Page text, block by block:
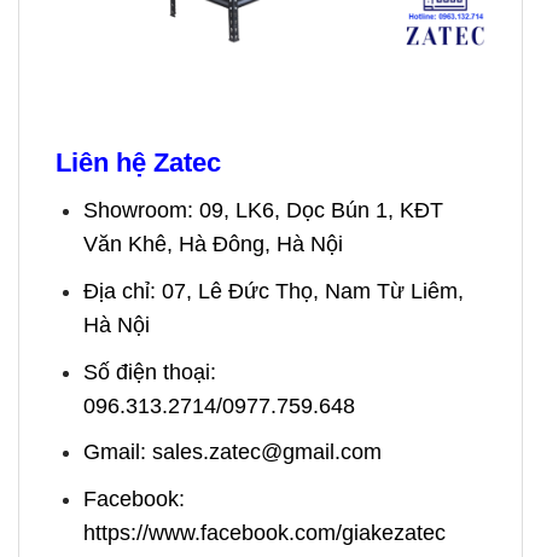
Liên hệ Zatec
Showroom: 09, LK6, Dọc Bún 1, KĐT
Văn Khê, Hà Đông, Hà Nội
Địa chỉ: 07, Lê Đức Thọ, Nam Từ Liêm,
Hà Nội
Số điện thoại:
096.313.2714/0977.759.648
Gmail: sales.zatec@gmail.com
Facebook:
https://www.facebook.com/giakezatec